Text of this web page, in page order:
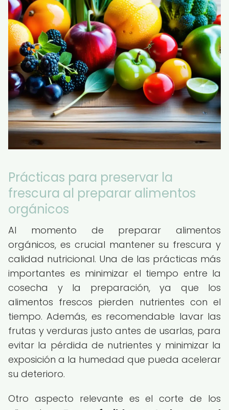
Prácticas para preservar la
frescura al preparar alimentos
orgánicos
Al momento de preparar alimentos
orgánicos, es crucial mantener su frescura y
calidad nutricional. Una de las prácticas más
importantes es minimizar el tiempo entre la
cosecha y la preparación, ya que los
alimentos frescos pierden nutrientes con el
tiempo. Además, es recomendable lavar las
frutas y verduras justo antes de usarlas, para
evitar la pérdida de nutrientes y minimizar la
exposición a la humedad que pueda acelerar
su deterioro.
Otro aspecto relevante es el corte de los